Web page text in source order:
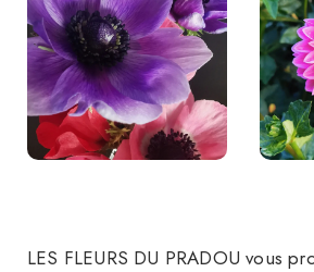
LES FLEURS DU PRADOU vous